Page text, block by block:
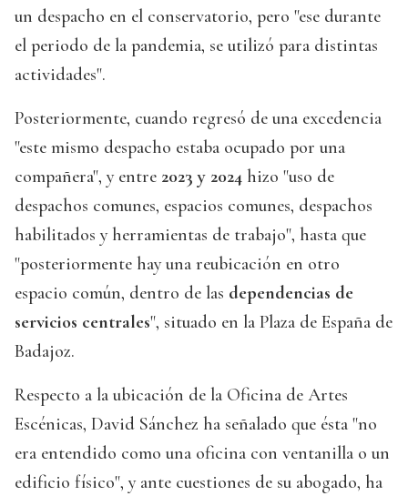
un despacho en el conservatorio, pero "ese durante
el periodo de la pandemia, se utilizó para distintas
actividades".
Posteriormente, cuando regresó de una excedencia
"este mismo despacho estaba ocupado por una
compañera", y entre 2023 y 2024 hizo "uso de
despachos comunes, espacios comunes, despachos
habilitados y herramientas de trabajo", hasta que
"posteriormente hay una reubicación en otro
espacio común, dentro de las dependencias de
servicios centrales", situado en la Plaza de España de
Badajoz.
Respecto a la ubicación de la Oficina de Artes
Escénicas, David Sánchez ha señalado que ésta "no
era entendido como una oficina con ventanilla o un
edificio físico", y ante cuestiones de su abogado, ha